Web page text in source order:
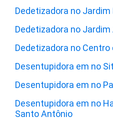
Dedetizadora no Jardim
Dedetizadora no Jardim
Dedetizadora no Centro
Desentupidora em no
Desentupidora em no
Desentupidora em no
Santo Antônio